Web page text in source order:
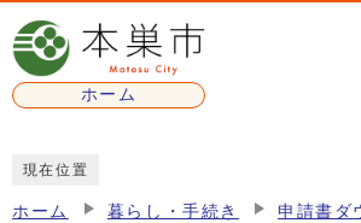
ページの先頭です
ホーム
現在位置
ホーム 暮らし・手続き 申請書ダ